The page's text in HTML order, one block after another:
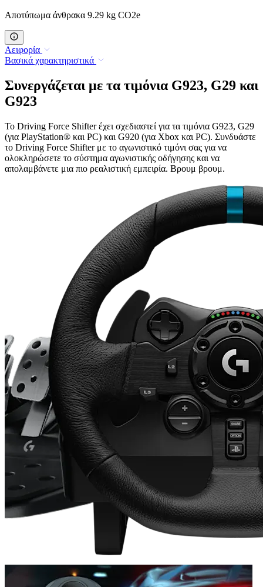
Αποτύπωμα άνθρακα 9.29 kg CO2e
Αειφορία
Βασικά χαρακτηριστικά
Συνεργάζεται με τα τιμόνια G923, G29 και
G923
Το Driving Force Shifter έχει σχεδιαστεί για τα τιμόνια G923, G29
(για PlayStation® και PC) και G920 (για Xbox και PC). Συνδυάστε
το Driving Force Shifter με το αγωνιστικό τιμόνι σας για να
ολοκληρώσετε το σύστημα αγωνιστικής οδήγησης και να
απολαμβάνετε μια πιο ρεαλιστική εμπειρία. Βρουμ βρουμ.